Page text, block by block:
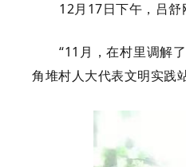
12月17日下午，吕
“11月，在村里调解
角堆村人大代表文明实践